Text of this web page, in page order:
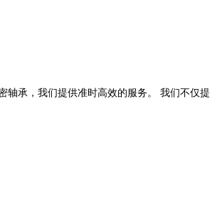
轴承，我们提供准时高效的服务。 我们不仅提